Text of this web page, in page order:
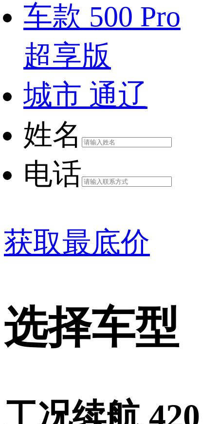
车款 500 Pro
超享版
城市 通辽
姓名
电话
获取最底价
选择车型
工况续航 420